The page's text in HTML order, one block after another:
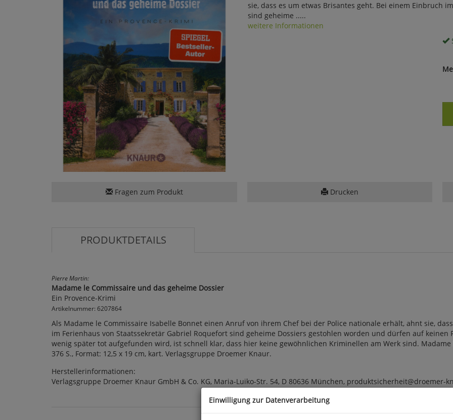
sie, dass es um etwas Brisantes geht. Bei einem Einbruch
sind geheime .....
weitere Informationen
Fragen zum Produkt Drucken
PRODUKTDETAILS
Pierre Martin:
Madame le Commissaire und das geheime Dossier
Ein Provence-Krimi
Artikelnummer: 6207864
Als Madame le Commissaire Isabelle Bonnet einen Anruf von ihrem Chef bei der Police nationale erhält, ahnt sie,
im Ferienhaus von Staatssekretär Gabriel Roquefort sind geheime Dossiers gestohlen worden und dürfen auf
wenig später tot aufgefunden wird, ist schnell klar, dass hier keine gewöhnlichen Kriminellen am Werk sind.
376 S., Format: 12,5 x 19 cm, kart. Verlagsgruppe Droemer Knaur.
Herstellerinformationen:
Verlagsgruppe Droemer Knaur GmbH & Co. KG, Maria-Luiko-Str. 54, D 80636 München, produktsicherheit@droemer-
Einwilligung zur Datenverarbeitung